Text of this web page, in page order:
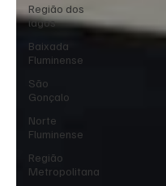
Região dos
lagos
Baixada
Fluminense
São
Gonçalo
Norte
Fluminense
Região
Metropolitana